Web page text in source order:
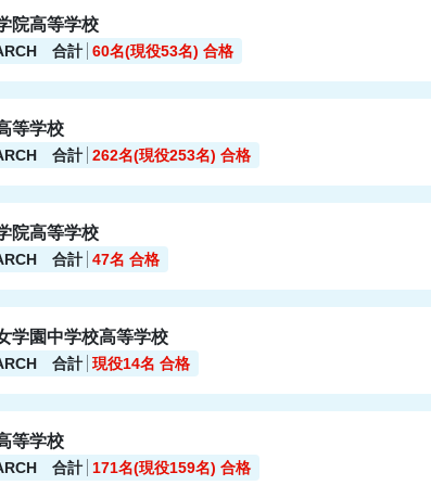
院高等学校
合計 60名(現役53名) 合格
等学校
合計 262名(現役253名) 合格
院高等学校
合計 47名 合格
学園中学校高等学校
合計 現役14名 合格
等学校
合計 171名(現役159名) 合格